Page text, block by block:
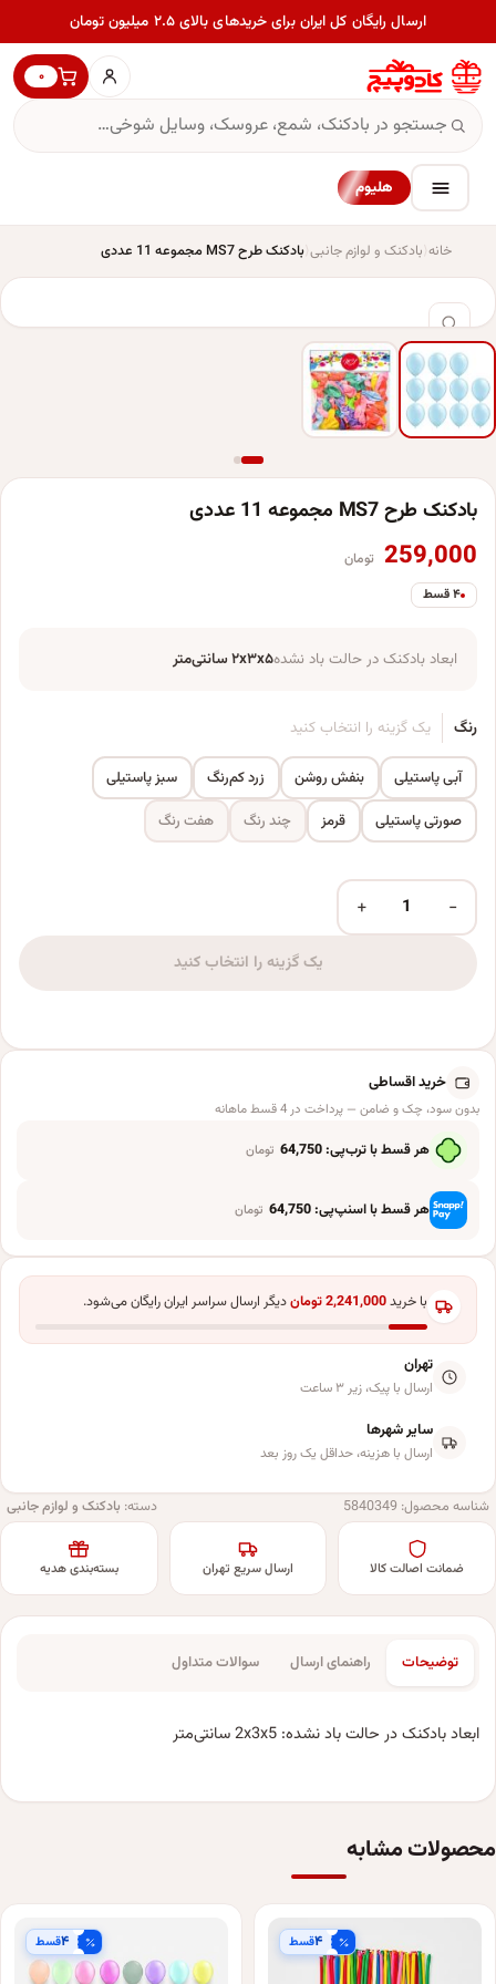
ارسال رایگان کل ایران برای خریدهای بالای ۲.۵ میلیون تومان
۰
هلیوم
خانه بادکنک و لوازم جانبی بادکنک طرح MS7 مجموعه 11 عددی
بادکنک طرح MS7 مجموعه 11 عددی
259,000 تومان
۴ قسط
ابعاد بادکنک در حالت باد نشده۲x۳x۵ سانتی‌متر
رنگ یک گزینه را انتخاب کنید
آبی پاستیلی بنفش روشن زرد کم‌رنگ
سبز پاستیلی
صورتی پاستیلی
قرمز چند رنگ هفت رنگ
بادکنک طرح MS7 مجموعه 11 عددی عدد
−
+
یک گزینه را انتخاب کنید
خرید اقساطی
بدون سود، چک و ضامن — پرداخت در 4 قسط ماهانه
هر قسط با ترب‌پی:64,750 تومان
هر قسط با اسنپ‌پی:64,750 تومان
با خرید2,241,000توماندیگر ارسال سراسر ایران رایگان می‌شود.
تهران
ارسال با پیک، زیر ۳ ساعت
سایر شهرها
ارسال با هزینه، حداقل یک روز بعد
شناسه محصول: 5840349 دسته: بادکنک و لوازم جانبی
ضمانت اصالت کالا ارسال سریع تهران بسته‌بندی هدیه
توضیحات راهنمای ارسال سوالات متداول
ابعاد بادکنک در حالت باد نشده: 2x3x5 سانتی‌متر
محصولات مشابه
۴قسط ۴قسط